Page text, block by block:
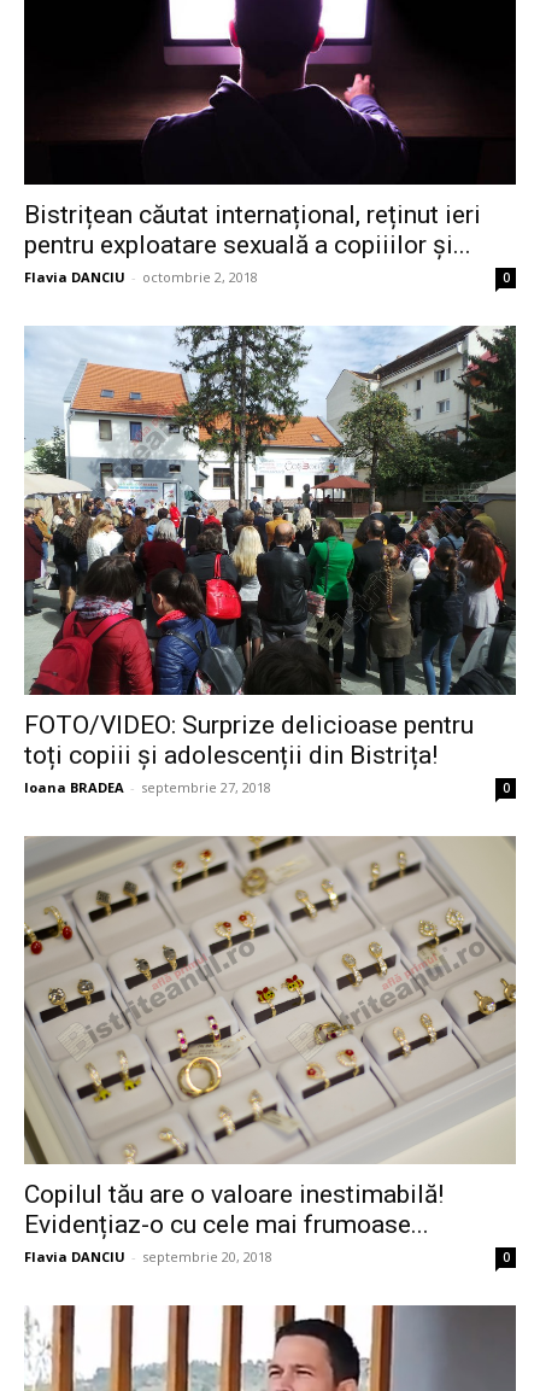
Bistrițean căutat internațional, reținut ieri
pentru exploatare sexuală a copiiilor și...
Flavia DANCIU - octombrie 2, 2018 0
FOTO/VIDEO: Surprize delicioase pentru
toți copiii și adolescenții din Bistrița!
Ioana BRADEA - septembrie 27, 2018 0
Copilul tău are o valoare inestimabilă!
Evidențiaz-o cu cele mai frumoase...
Flavia DANCIU - septembrie 20, 2018 0